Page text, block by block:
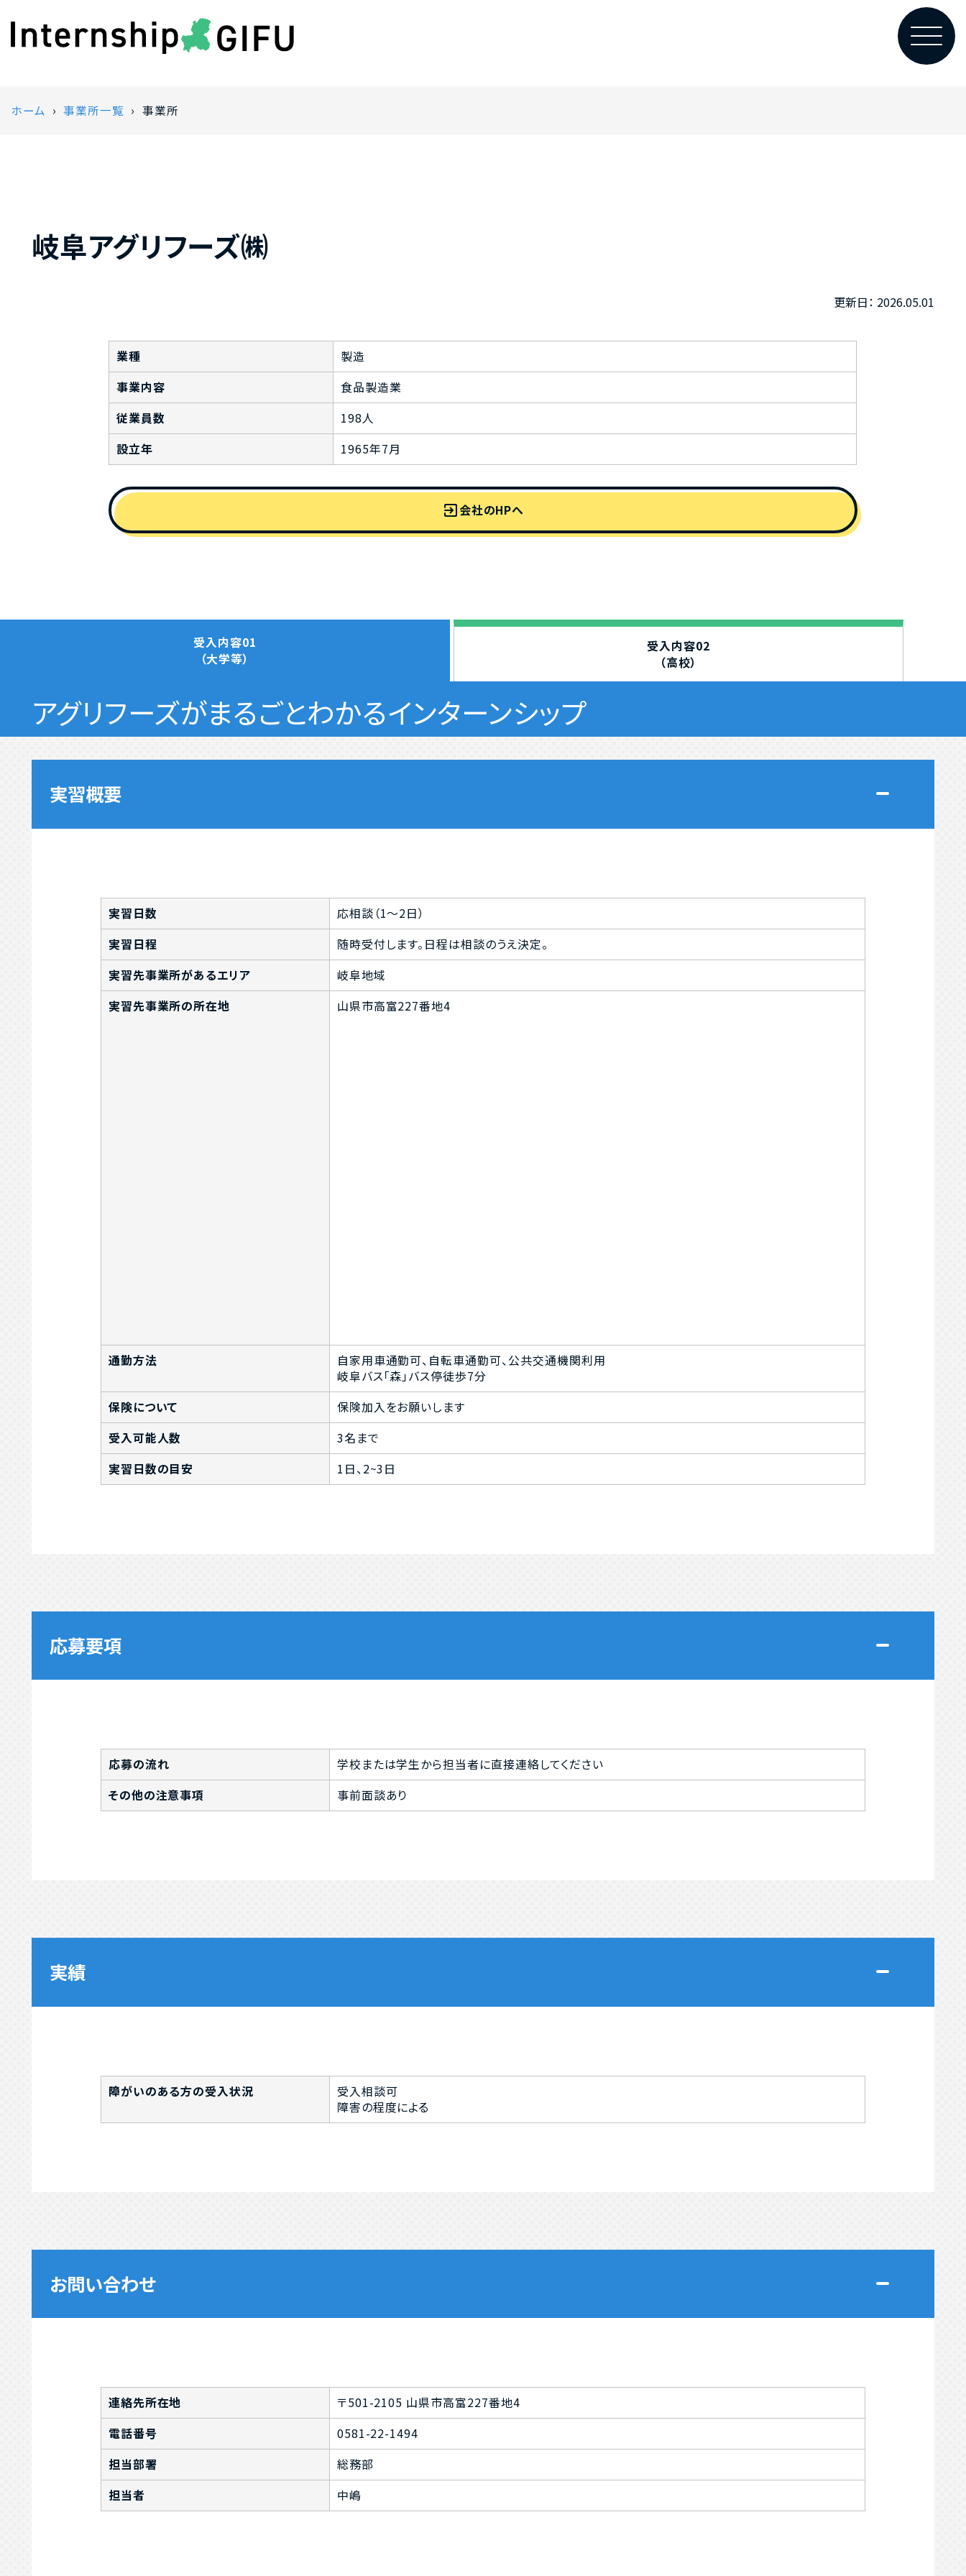
ホーム 事業所一覧 事業所
岐阜アグリフーズ㈱
2026.05.01
業種
製造
事業内容
食品製造業
従業員数
198人
設立年
1965年7月
exit_to_app会社のHPへ
受入内容01
（大学等）
受入内容02
（高校）
アグリフーズがまるごとわかるインターンシップ
実習概要
実習日数
応相談（1～2日）
実習日程
随時受付します。日程は相談のうえ決定。
実習先事業所があるエリア
岐阜地域
実習先事業所の所在地
山県市高富227番地4
通勤方法
自家用車通勤可、自転車通勤可、公共交通機関利用
岐阜バス「森」バス停徒歩7分
保険について
保険加入をお願いします
受入可能人数
3名まで
実習日数の目安
1日、2~3日
応募要項
応募の流れ
学校または学生から担当者に直接連絡してください
その他の注意事項
事前面談あり
実績
障がいのある方の受入状況
受入相談可
障害の程度による
お問い合わせ
連絡先所在地
〒501-2105 山県市高富227番地4
電話番号
0581-22-1494
担当部署
総務部
担当者
中嶋